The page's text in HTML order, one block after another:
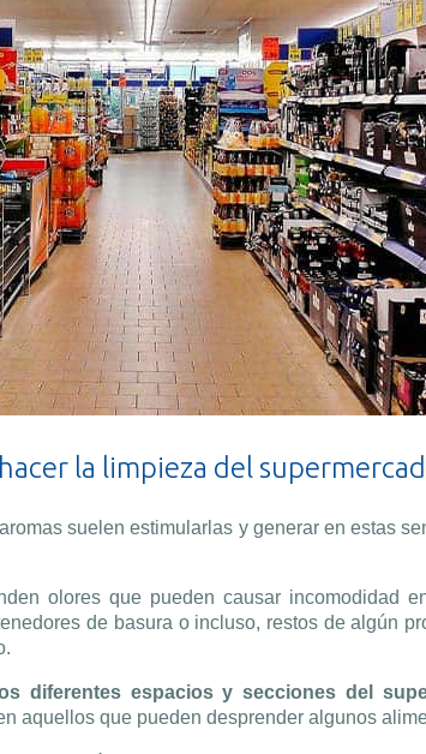
la limpieza del
suelen estimularlas y generar en estas
olores que pueden causar incomodidad
de basura o incluso, restos de algún
diferentes espacios y secciones del
aquellos que pueden desprender algunos